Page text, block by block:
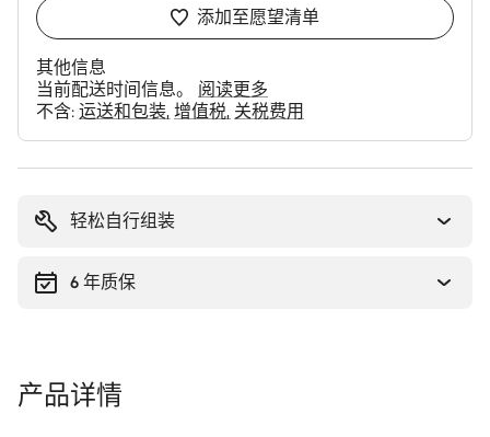
添加至愿望清单
其他信息
当前配送时间信息。 阅读更多
不含: 运送和包装 增值税 关税费用
轻松自行组装
6 年质保
产品详情